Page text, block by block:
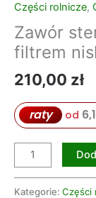
Części rolnicze,
Zawór
filtrem
210,00 zł
raty od
Kategorie: Części